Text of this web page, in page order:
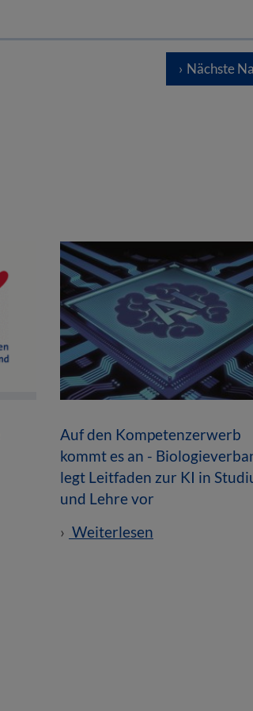
Nächste
Auf den Kompetenzerwerb
kommt es an -
legt Leitfaden zur KI in
und Lehre vor
Weiterlesen